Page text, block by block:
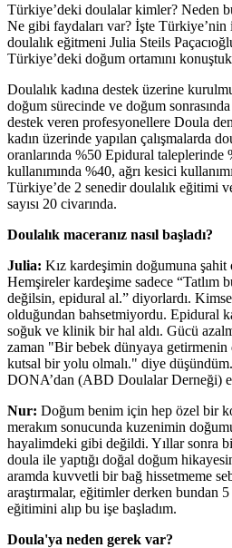
Türkiye’deki doulalar kimler? Neden
Ne gibi faydaları var? İşte
doulalık eğitmeni Julia Steils
Türkiye’deki doğum ortamını
Doulalık kadına destek üzerine
doğum sürecinde ve doğum
destek veren profesyonellere Doula
kadın üzerinde yapılan çalışmalarda
oranlarında %50 Epidural taleplerinde
kullanımında %40, ağrı kesici
Türkiye’de 2 senedir doulalık eğitimi
sayısı 20 civarında.
Doulalık maceranız nasıl başladı?
Julia: Kız kardeşimin doğumuna şahit
Hemşireler kardeşime sadece “Tatlım
değilsin, epidural al.” diyorlardı.
olduğundan bahsetmiyordu. Epidural
soğuk ve klinik bir hal aldı. Gücü
zaman "Bir bebek dünyaya getirmenin
kutsal bir yolu olmalı." diye
DONA’dan (ABD Doulalar Derneği)
Nur: Doğum benim için hep özel bir
merakım sonucunda kuzenimin
hayalimdeki gibi değildi. Yıllar sonra
doula ile yaptığı doğal doğum
aramda kuvvetli bir bağ hissetmeme
araştırmalar, eğitimler derken bundan
eğitimini alıp bu işe başladım.
Doula'ya neden gerek var?